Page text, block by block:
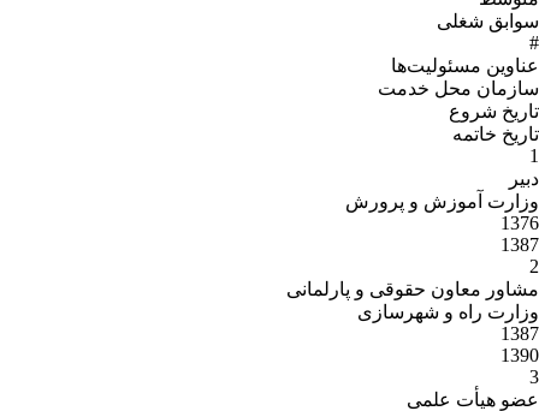
سوابق شغلی
#
عناوین مسئولیت‌ها
سازمان محل خدمت
تاریخ شروع
تاریخ خاتمه
1
دبیر
وزارت آموزش و پرورش
1376
1387
2
مشاور معاون حقوقی و پارلمانی
وزارت راه و شهرسازی
1387
1390
3
عضو هیأت علمی